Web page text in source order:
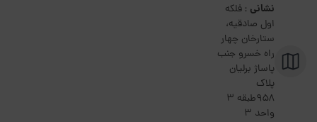
نشانی :فلکه
اول صادقیه،
ستارخان چهار
راه خسرو جنب
پاساژ برلیان
پلاک
۹۵۸طبقه 3
واحد 3